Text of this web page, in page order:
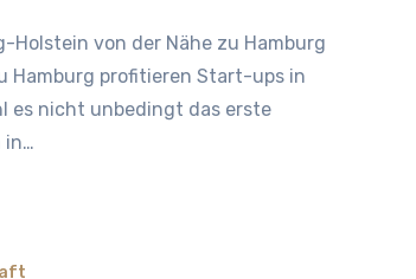
Hamburg profitieren Start-ups in
es nicht unbedingt das erste
in…